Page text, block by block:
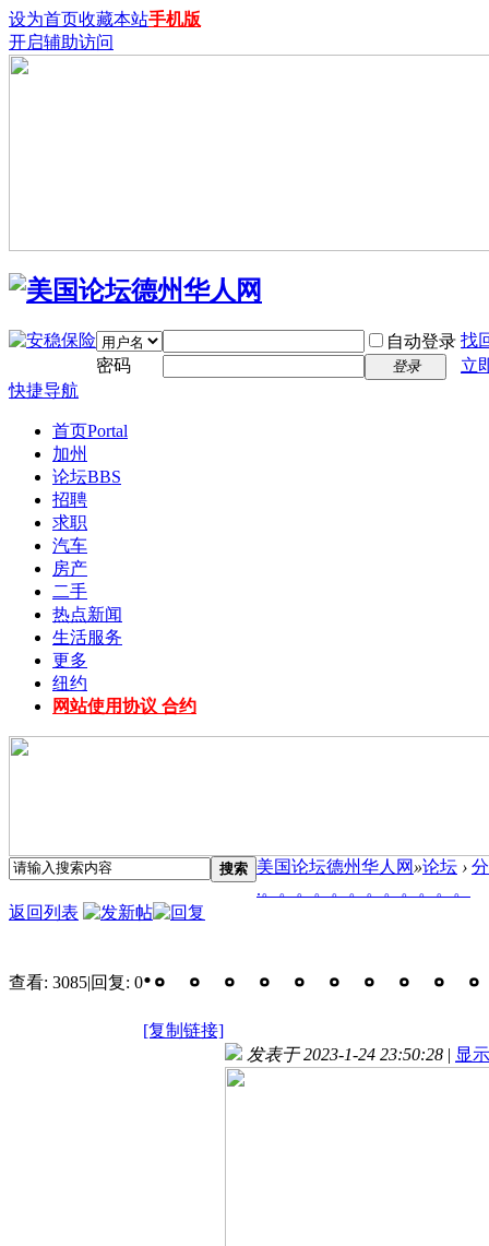
设为首页收藏本站手机版
开启辅助访问
自动登录 找
密码
登录
立
快捷导航
首页Portal
加州
论坛BBS
招聘
求职
汽车
房产
二手
热点新闻
生活服务
更多
纽约
网站使用协议 合约
搜索 美国论坛德州华人网 »论坛 ›
.。。。。。。。。。。。。
返回列表
查看: 3085|回复: 0.。。。。。。。。。
[复制链接]
发表于 2023-1-24 23:50:28 | 显